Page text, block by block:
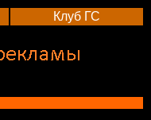
Клуб ГС